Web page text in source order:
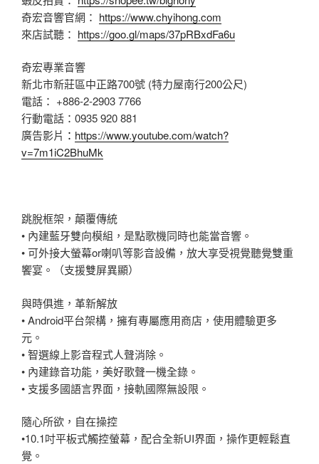
奇宏音響官網： https://www.chyihong.com
來店試聽： https://goo.gl/maps/37pRBxdFa6u
奇宏專業音響
新北市新莊區中正路700號 (特力屋南行200公尺)
電話： +886-2-2903 7766
行動電話：0935 920 881
廣告影片 ： https://www.youtube.com/watch?
v=7m1iC2BhuMk
跳脫框架，顛覆傳統
• 內建藍牙雙向模組，是點歌機同時也能當音響。
• 可外接大螢幕or喇叭等影音設備，放大享受視覺聽覺雙重
饗宴。（支援雙屏異顯）
與時俱進，革新解放
• Android平台架構，擁有專屬應用商店，使用體驗更多
元。
• 智選線上影音程式人聲消除。
• 內建錄音功能，美好歌聲一機全錄。
• 支援多國語言界面，接軌國際無設限。
隨心所欲，自在操控
•10.1吋平板式觸控螢幕，配合全新UI界面，操作更輕鬆直
覺。